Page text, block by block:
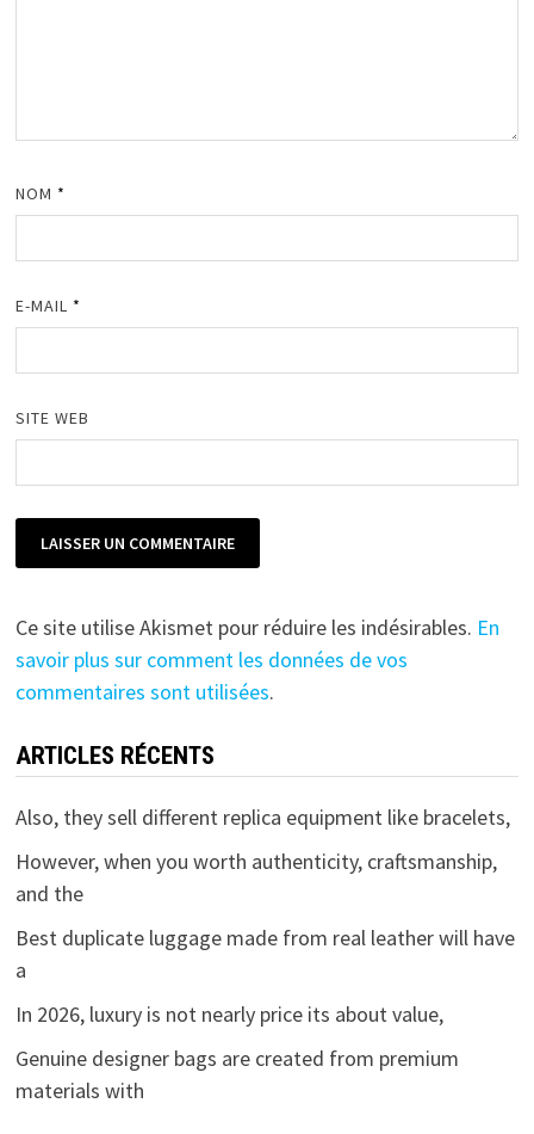
NOM *
E-MAIL *
SITE WEB
Ce site utilise Akismet pour réduire les indésirables. En
savoir plus sur comment les données de vos
commentaires sont utilisées.
ARTICLES RÉCENTS
Also, they sell different replica equipment like bracelets,
However, when you worth authenticity, craftsmanship,
and the
Best duplicate luggage made from real leather will have
a
In 2026, luxury is not nearly price its about value,
Genuine designer bags are created from premium
materials with